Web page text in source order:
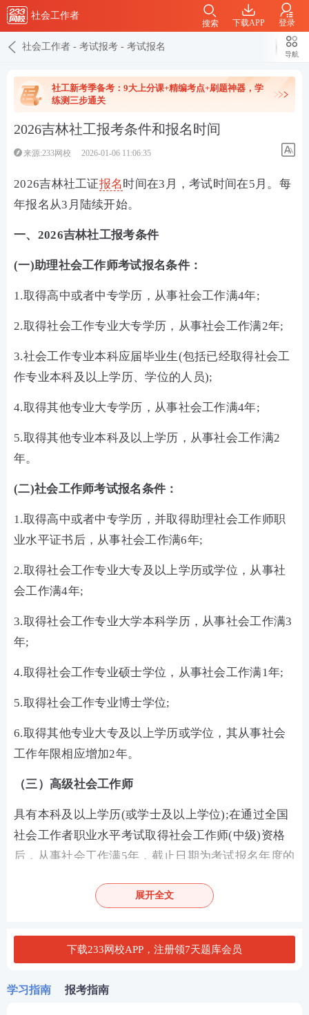
社会工作者
下载APP 登录
搜索
社会工作者 - 考试报考 - 考试报名
导航
社工新考季备考：9大上分课+精编考点+刷题神器，学
练测三步通关
2026吉林社工报考条件和报名时间
来源:233网校 2026-01-06 11:06:35
2026吉林社工证报名时间在3月，考试时间在5月。每
年报名从3月陆续开始。
一、2026吉林社工报考条件
(一)助理社会工作师考试报名条件：
1.取得高中或者中专学历，从事社会工作满4年;
2.取得社会工作专业大专学历，从事社会工作满2年;
3.社会工作专业本科应届毕业生(包括已经取得社会工
作专业本科及以上学历、学位的人员);
4.取得其他专业大专学历，从事社会工作满4年;
5.取得其他专业本科及以上学历，从事社会工作满2
年。
(二)社会工作师考试报名条件：
1.取得高中或者中专学历，并取得助理社会工作师职
业水平证书后，从事社会工作满6年;
2.取得社会工作专业大专及以上学历或学位，从事社
会工作满4年;
3.取得社会工作专业大学本科学历，从事社会工作满3
年;
4.取得社会工作专业硕士学位，从事社会工作满1年;
5.取得社会工作专业博士学位;
6.取得其他专业大专及以上学历或学位，其从事社会
工作年限相应增加2年。
（三）高级社会工作师
具有本科及以上学历(或学士及以上学位);在通过全国
社会工作者职业水平考试取得社会工作师(中级)资格
后，从事社会工作满5年，截止日期为考试报名年度的
什么是从事社会工作？
从事社会工作主要是指在相关领域从事专门性社会服
务，其中，“相关领域”主要包括：社会福利、社会救
理健康、残障康复、教育辅导、就业援助、青少年事
展开全文
下载233网校APP，注册领7天题库会员
学习指南 报考指南